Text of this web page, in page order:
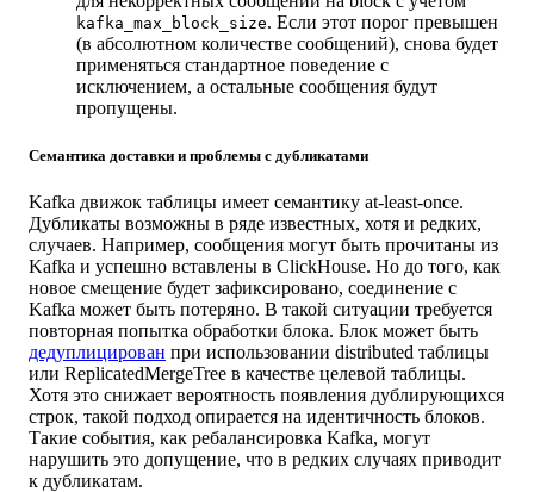
kafka_max_block_size. Если этот порог превышен
(в абсолютном количестве сообщений), снова будет
применяться стандартное поведение с
исключением, а остальные сообщения будут
пропущены.
Семантика доставки и проблемы с дубликатами
Kafka движок таблицы имеет семантику at-least-once.
Дубликаты возможны в ряде известных, хотя и редких,
случаев. Например, сообщения могут быть прочитаны из
Kafka и успешно вставлены в ClickHouse. Но до того, как
новое смещение будет зафиксировано, соединение с
Kafka может быть потеряно. В такой ситуации требуется
повторная попытка обработки блока. Блок может быть
дедуплицирован при использовании distributed таблицы
или ReplicatedMergeTree в качестве целевой таблицы.
Хотя это снижает вероятность появления дублирующихся
строк, такой подход опирается на идентичность блоков.
Такие события, как ребалансировка Kafka, могут
нарушить это допущение, что в редких случаях приводит
к дубликатам.